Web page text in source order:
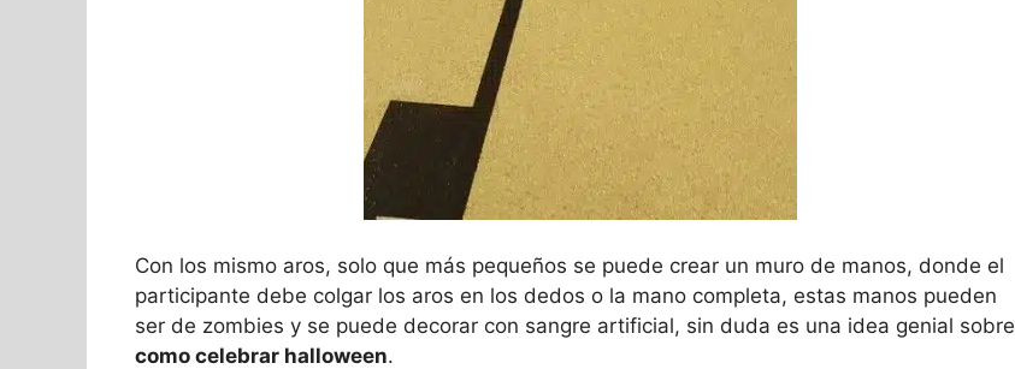
Con los mismo aros, solo que más pequeños se puede crear un muro de manos, donde el
participante debe colgar los aros en los dedos o la mano completa, estas manos pueden
ser de zombies y se puede decorar con sangre artificial, sin duda es una idea genial sobre
como celebrar halloween.